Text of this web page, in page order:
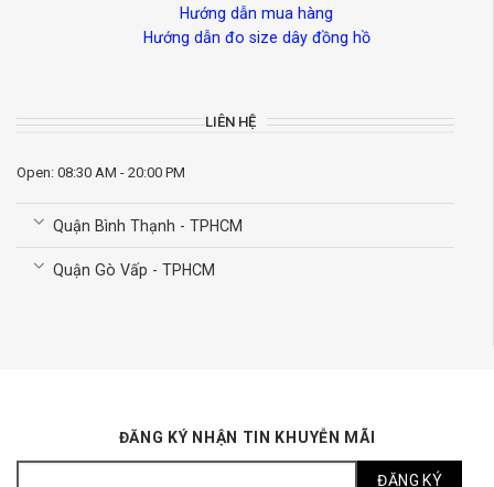
Hướng dẫn mua hàng
Hướng dẫn đo size dây đồng hồ
LIÊN HỆ
Open: 08:30 AM - 20:00 PM
Quận Bình Thạnh - TPHCM
Quận Gò Vấp - TPHCM
ĐĂNG KÝ NHẬN TIN KHUYỄN MÃI